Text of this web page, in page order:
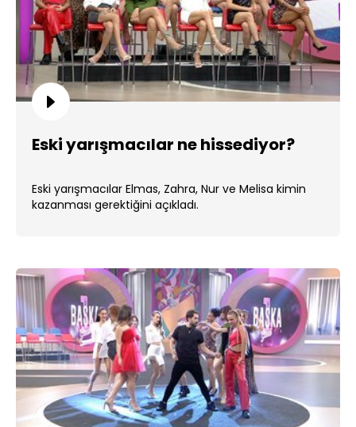
Eski yarışmacılar ne hissediyor?
Eski yarışmacılar Elmas, Zahra, Nur ve Melisa kimin
kazanması gerektiğini açıkladı.